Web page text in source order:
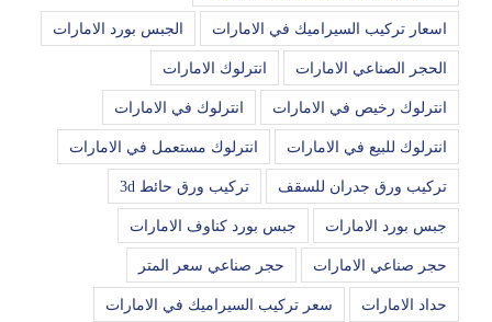
اسعار تركيب السيراميك في الامارات الجبس بورد الامارات
الحجر الصناعي الامارات انترلوك الامارات
انترلوك رخيص في الامارات انترلوك في الامارات
انترلوك للبيع في الامارات انترلوك مستعمل في الامارات
تركيب ورق جدران للسقف تركيب ورق حائط 3d
جبس بورد الامارات جبس بورد كناوف الامارات
حجر صناعي الامارات حجر صناعي سعر المتر
حداد الامارات سعر تركيب السيراميك في الامارات